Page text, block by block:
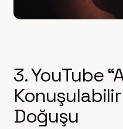
3. YouTube
Konuşulabilir
Doğuşu